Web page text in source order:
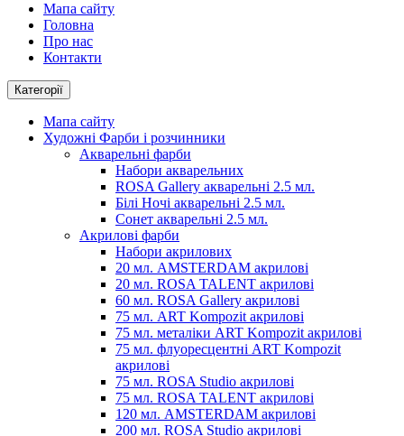
Мапа сайту
Головна
Про нас
Контакти
Категорії
Мапа сайту
Художні Фарби і розчинники
Акварельні фарби
Набори акварельних
ROSA Gallery акварельні 2.5 мл.
Білі Ночі акварельні 2.5 мл.
Сонет акварельні 2.5 мл.
Акрилові фарби
Набори акрилових
20 мл. AMSTERDAM акрилові
20 мл. ROSA TALENT акрилові
60 мл. ROSA Gallery акрилові
75 мл. ART Kompozit акрилові
75 мл. металіки ART Kompozit акрилові
75 мл. флуоресцентні ART Kompozit
акрилові
75 мл. ROSA Studio акрилові
75 мл. ROSA TALENT акрилові
120 мл. AMSTERDAM акрилові
200 мл. ROSA Studio акрилові